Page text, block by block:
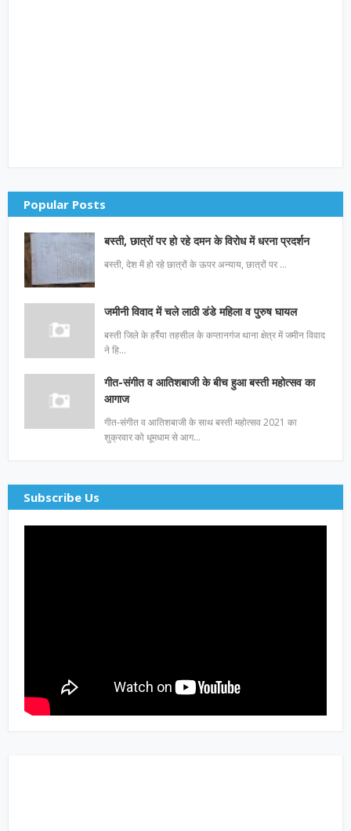
Popular Posts
बस्ती, छात्रों पर हो रहे दमन के विरोध में धरना प्रदर्शन
बस्ती, देश में हो रहे छात्रों के ऊपर अन्याय, छात्रों पर …
जमीनी विवाद में चले लाठी डंडे महिला व पुरुष घायल
बस्ती जिले के हर्रैया तहसील के कप्तानगंज थाना क्षेत्र में जमीन विवाद
ने हि…
गीत-संगीत व आतिशबाजी के बीच हुआ बस्ती महोत्सव का
आगाज
गीत-संगीत व आतिशबाजी के साथ बस्ती महोत्सव 2021 का
शुक्रवार को धूमधाम से आग…
Subscribe Us